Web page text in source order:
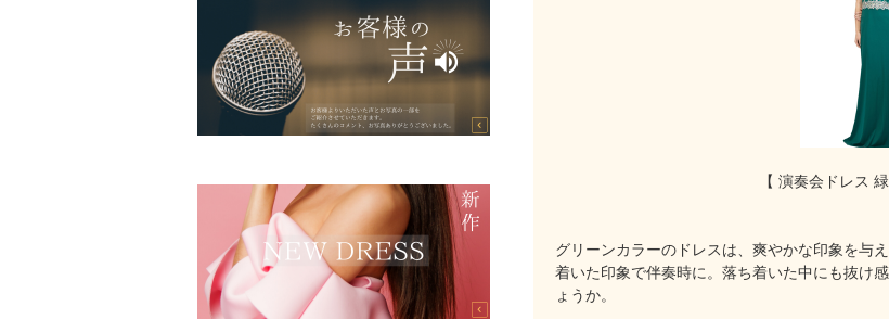
【 演奏会ドレス
グリーンカラーのドレスは、爽やかな印象を与
着いた印象で伴奏時に。落ち着いた中にも抜け
ょうか。